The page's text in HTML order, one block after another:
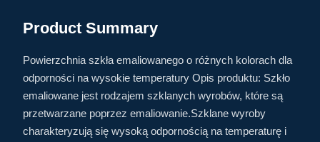
Product Summary
Powierzchnia szkła emaliowanego o różnych kolorach dla
odporności na wysokie temperatury Opis produktu: Szkło
emaliowane jest rodzajem szklanych wyrobów, które są
przetwarzane poprzez emaliowanie.Szklane wyroby
charakteryzują się wysoką odpornością na temperaturę i